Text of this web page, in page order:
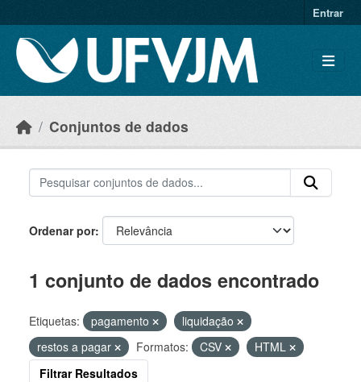
Entrar
Conjuntos de dados
Ordenar por
1 conjunto de dados encontrado
Etiquetas: pagamento
liquidação
restos a pagar
Formatos: CSV
HTML
Filtrar Resultados